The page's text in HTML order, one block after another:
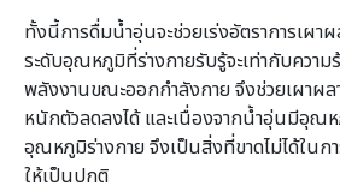
ทั้งนี้การดื่มน้ำอุ่นจะช่วยเร่งอัตราการเผ
ระดับอุณหภูมิที่ร่างกายรับรู้จะเท่ากับความ
พลังงานขณะออกกำลังกาย จึงช่วยเผาผ
หนักตัวลดลงได้ และเนื่องจากน้ำอุ่นมีอุณ
อุณหภูมิร่างกาย จึงเป็นสิ่งที่ขาดไม่ได้ใน
ให้เป็นปกติ